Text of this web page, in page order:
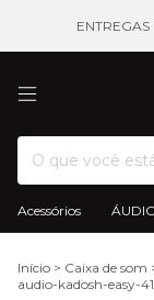
Acessórios
Início > Caixa de som
audio-kadosh-easy-